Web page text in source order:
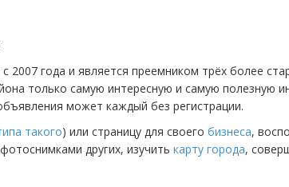
2007 года и является преемником трёх более
только самую интересную и самую полезную
может каждый без регистрации.
такого) или страницу для своего бизнеса,
других, изучить карту города,